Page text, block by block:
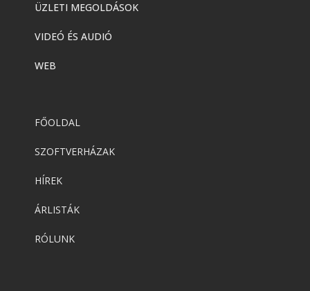
ÜZLETI MEGOLDÁSOK
VIDEÓ ÉS AUDIÓ
WEB
FŐOLDAL
SZOFTVERHÁZAK
HÍREK
ÁRLISTÁK
RÓLUNK